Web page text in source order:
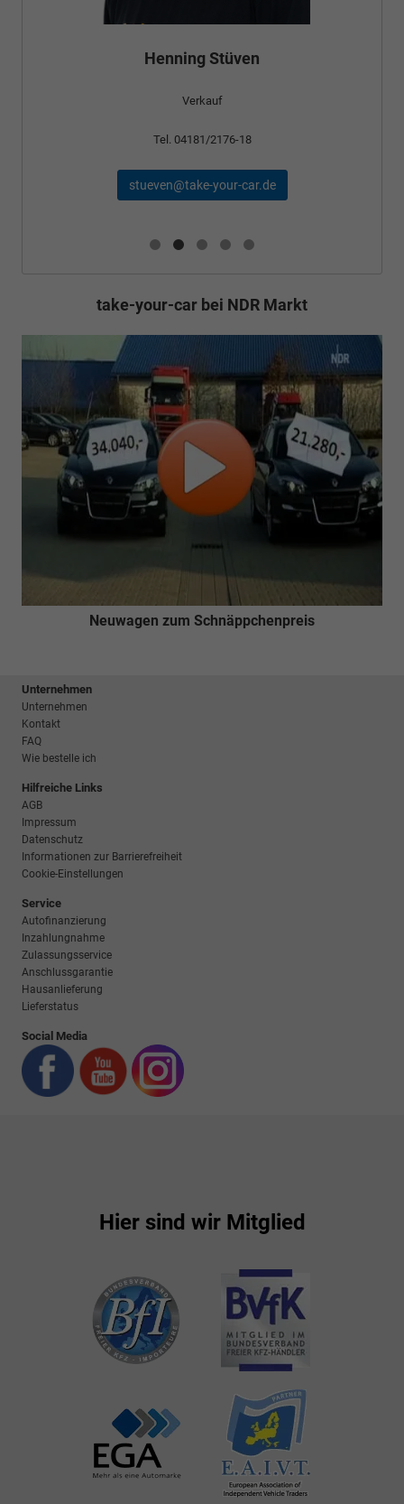
Henning Stüven
Verkauf
Tel. 04181/2176-18
stueven@take-your-car.de
take-your-car bei NDR Markt
Neuwagen zum Schnäppchenpreis
Unternehmen
Unternehmen
Kontakt
FAQ
Wie bestelle ich
Hilfreiche Links
AGB
Impressum
Datenschutz
Informationen zur Barrierefreiheit
Cookie-Einstellungen
Service
Autofinanzierung
Inzahlungnahme
Zulassungsservice
Anschlussgarantie
Hausanlieferung
Lieferstatus
Social Media
Hier sind wir Mitglied